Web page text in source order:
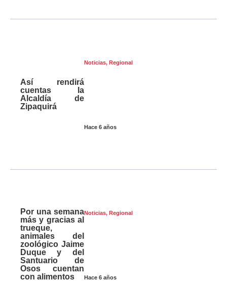
Noticias, Regional
Hace 6 años
Así rendirá
cuentas la
Alcaldía de
Zipaquirá
Noticias, Regional
Hace 6 años
Por una semana
más y gracias al
trueque,
animales del
zoológico Jaime
Duque y del
Santuario de
Osos cuentan
con alimentos